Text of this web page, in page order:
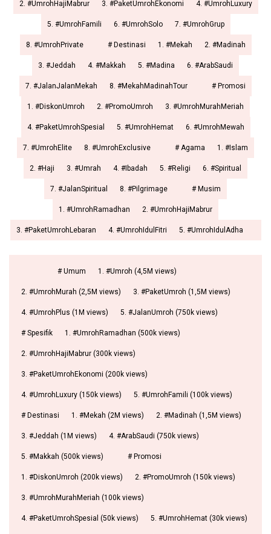
2. #UmrohHajiMabrur 3. #PaketUmrohEkonomi 4. #UmrohLuxury
5. #UmrohFamili 6. #UmrohSolo 7. #UmrohGrup
8. #UmrohPrivate # Destinasi 1. #Mekah 2. #Madinah
3. #Jeddah 4. #Makkah 5. #Madina 6. #ArabSaudi
7. #JalanJalanMekah 8. #MekahMadinahTour # Promosi
1. #DiskonUmroh 2. #PromoUmroh 3. #UmrohMurahMeriah
4. #PaketUmrohSpesial 5. #UmrohHemat 6. #UmrohMewah
7. #UmrohElite 8. #UmrohExclusive # Agama 1. #Islam
2. #Haji 3. #Umrah 4. #Ibadah 5. #Religi 6. #Spiritual
7. #JalanSpiritual 8. #Pilgrimage # Musim
1. #UmrohRamadhan 2. #UmrohHajiMabrur
3. #PaketUmrohLebaran 4. #UmrohIdulFitri 5. #UmrohIdulAdha
# Umum 1. #Umroh (4,5M views)
2. #UmrohMurah (2,5M views) 3. #PaketUmroh (1,5M views)
4. #UmrohPlus (1M views) 5. #JalanUmroh (750k views)
# Spesifik 1. #UmrohRamadhan (500k views)
2. #UmrohHajiMabrur (300k views)
3. #PaketUmrohEkonomi (200k views)
4. #UmrohLuxury (150k views) 5. #UmrohFamili (100k views)
# Destinasi 1. #Mekah (2M views) 2. #Madinah (1,5M views)
3. #Jeddah (1M views) 4. #ArabSaudi (750k views)
5. #Makkah (500k views) # Promosi
1. #DiskonUmroh (200k views) 2. #PromoUmroh (150k views)
3. #UmrohMurahMeriah (100k views)
4. #PaketUmrohSpesial (50k views) 5. #UmrohHemat (30k views)